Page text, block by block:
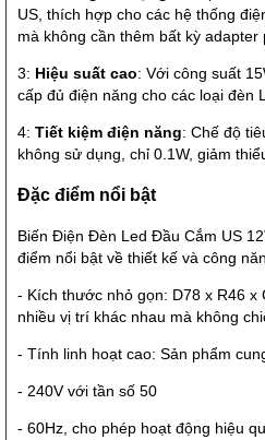
US, thích hợp cho các hệ thống
mà không cần thêm bất kỳ adapter
3: Hiệu suất cao: Với công suất
cấp đủ điện năng cho các loại đèn
4: Tiết kiệm điện năng: Chế độ
không sử dụng, chỉ 0.1W, giảm
Đặc điểm nổi bật
Biến Điện Đèn Led Đầu Cắm US
điểm nổi bật về thiết kế và công
- Kích thước nhỏ gọn: D78 x R46 x
nhiều vị trí khác nhau mà không
- Tính linh hoạt cao: Sản phẩm
- 240V với tần số 50
- 60Hz, cho phép hoạt động hiệu